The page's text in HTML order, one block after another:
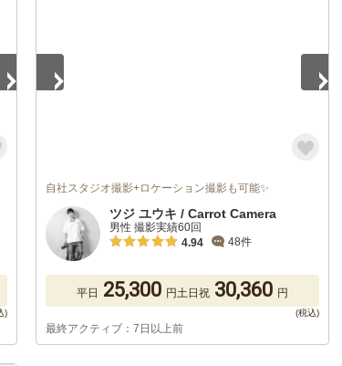
自社スタジオ撮影+ロケーション撮影も可能✨
ツジ ユウキ / Carrot Camera
男性 撮影実績60回
4.94
48件
平日 25,300 円土日祝 30,360 円
最終アクティブ：7日以上前